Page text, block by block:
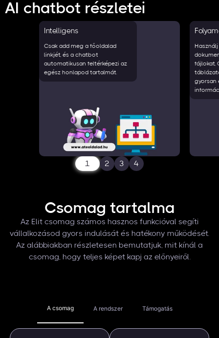
AI chatbot részletei
Intelligens
Csak add meg a főoldalad
linkjét, és a chatbot
automatikusan feltérképezi az
egész honlapod tartalmát.
Használj
fájlokat,
gyorsan
1 2 3 4
Csomag tartalma
Az Elit csomag számos hasznos funkcióval segíti
vállalkozásod gyors indulását és hatékony működését.
Az alábbiakban részletesen bemutatjuk, mit kínál a
csomag, hogy teljes képet kapj az előnyeiről.
A csomag A rendszer Támogatás